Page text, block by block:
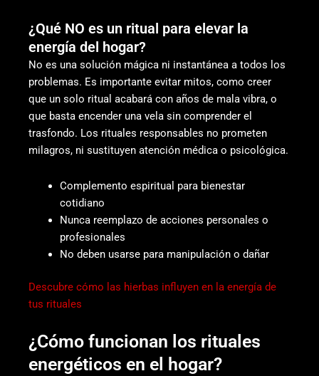
¿Qué NO es un ritual para elevar la
energía del hogar?
No es una solución mágica ni instantánea a todos los
problemas. Es importante evitar mitos, como creer
que un solo ritual acabará con años de mala vibra, o
que basta encender una vela sin comprender el
trasfondo. Los rituales responsables no prometen
milagros, ni sustituyen atención médica o psicológica.
Complemento espiritual para bienestar
cotidiano
Nunca reemplazo de acciones personales o
profesionales
No deben usarse para manipulación o dañar
Descubre cómo las hierbas influyen en la energía de
tus rituales
¿Cómo funcionan los rituales
energéticos en el hogar?